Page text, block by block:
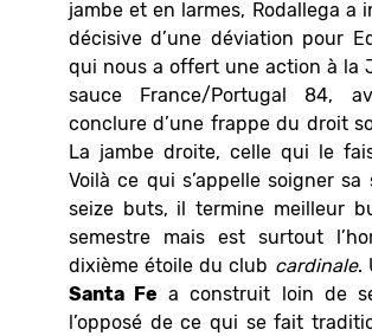
jambe et en larmes, Rodallega a
décisive d’une déviation pour
qui nous a offert une action à la
sauce France/Portugal 84,
conclure d’une frappe du droit
La jambe droite, celle qui le
Voilà ce qui s’appelle soigner sa
seize buts, il termine meilleur
semestre mais est surtout
dixième étoile du club cardinale.
Santa Fe a construit loin de
l’opposé de ce qui se fait